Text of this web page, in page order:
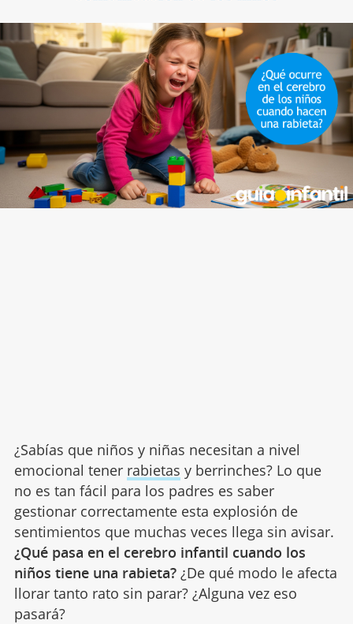
¿Sabías que niños y niñas necesitan a nivel
emocional tener rabietas y berrinches? Lo que
no es tan fácil para los padres es saber
gestionar correctamente esta explosión de
sentimientos que muchas veces llega sin avisar.
¿Qué pasa en el cerebro infantil cuando los
niños tiene una rabieta?¿De qué modo le afecta
llorar tanto rato sin parar? ¿Alguna vez eso
pasará?